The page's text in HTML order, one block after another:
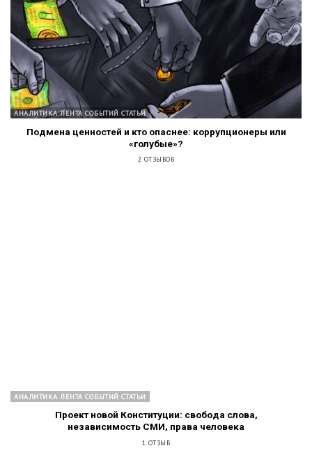
АНАЛИТИКА ЛЕНТА СОБЫТИЙ СТАТЬИ
Подмена ценностей и кто опаснее: коррупционеры или
«голубые»?
2 ОТЗЫВОВ
АНАЛИТИКА ЛЕНТА СОБЫТИЙ СТАТЬИ
Проект новой Конституции: свобода слова,
независимость СМИ, права человека
1 ОТЗЫВ